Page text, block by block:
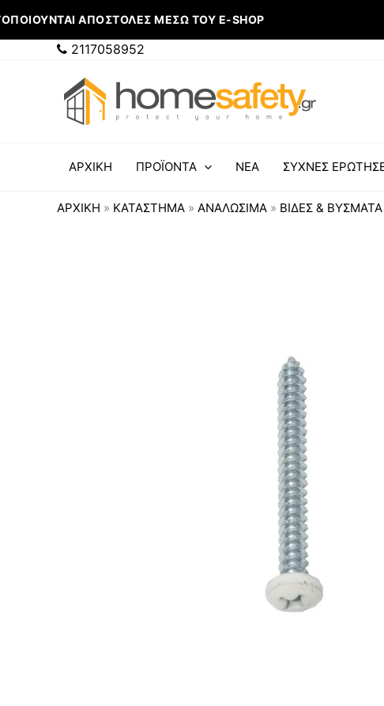
ΑΠΟΣΤΟΛΈΣ ΜΈΣΩ ΤΟΥ E-SHOP
στο
περιεχόμενο 2117058952
ΑΡΧΙΚΗ ΠΡΟΪΟΝΤΑ ΝΕΑ ΣΥΧΝΕΣ
ΑΡΧΙΚΉ » ΚΑΤΆΣΤΗΜΑ » ΑΝΑΛΩΣΙΜΑ » ΒΙΔΕΣ & ΒΥΣΜΑΤΑ